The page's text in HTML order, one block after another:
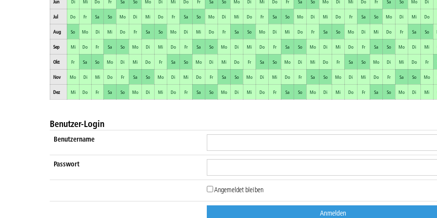
Jun Di Mi Do Fr Sa So Mo Di Mi Do Fr Sa So Mo Di Mi Do Fr Sa So Mo Di Mi Do Fr Sa So Mo Di
Jul Do Fr Sa So Mo Di Mi Do Fr Sa So Mo Di Mi Do Fr Sa So Mo Di Mi Do Fr Sa So Mo Di Mi Do
Aug So Mo Di Mi Do Fr Sa So Mo Di Mi Do Fr Sa So Mo Di Mi Do Fr Sa So Mo Di Mi Do Fr Sa So
Sep Mi Do Fr Sa So Mo Di Mi Do Fr Sa So Mo Di Mi Do Fr Sa So Mo Di Mi Do Fr Sa So Mo Di Mi
Okt Fr Sa So Mo Di Mi Do Fr Sa So Mo Di Mi Do Fr Sa So Mo Di Mi Do Fr Sa So Mo Di Mi Do Fr
Nov Mo Di Mi Do Fr Sa So Mo Di Mi Do Fr Sa So Mo Di Mi Do Fr Sa So Mo Di Mi Do Fr Sa So Mo
Dez Mi Do Fr Sa So Mo Di Mi Do Fr Sa So Mo Di Mi Do Fr Sa So Mo Di Mi Do Fr Sa So Mo Di Mi
Benutzer-Login
Benutzername
Passwort
Angemeldet bleiben